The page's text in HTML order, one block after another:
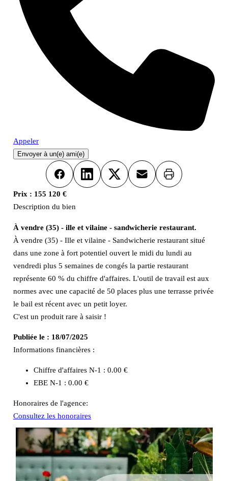
Appeler
Envoyer à un(e) ami(e)
FacebookLinkedInX Email Imprimer
Prix : 155 120 €
Description du bien
À vendre (35) - ille et vilaine - sandwicherie restaurant.
À vendre (35) - Ille et vilaine - Sandwicherie restaurant situé
dans une zone à fort potentiel ouvert le midi du lundi au
vendredi plus 5 semaines de congés la partie restaurant
représente 60 % du chiffre d'affaires. L'outil de travail est aux
normes avec une capacité de 50 places plus une terrasse privée
le bail est récent avec un petit loyer.
C'est un produit rare à saisir !
Publiée le : 18/07/2025
Informations financières :
Chiffre d'affaires N-1 : 0.00 €
EBE N-1 : 0.00 €
Honoraires de l'agence:
Consultez les honoraires